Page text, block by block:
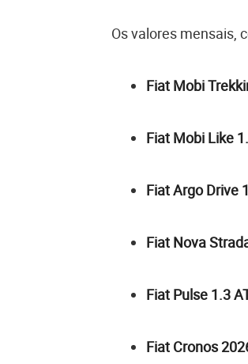
Os valores mensais,
Fiat Mobi
Fiat Mobi Like
Fiat Argo Drive
Fiat Nova
Fiat Pulse 1.3
Fiat Cronos